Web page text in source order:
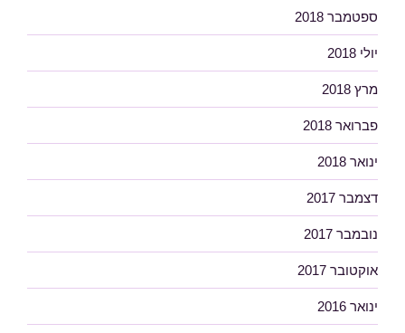
ספטמבר 2018
יולי 2018
מרץ 2018
פברואר 2018
ינואר 2018
דצמבר 2017
נובמבר 2017
אוקטובר 2017
ינואר 2016